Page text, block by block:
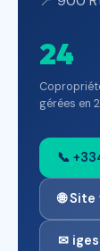
24
gérées en
📞
🌐
✉